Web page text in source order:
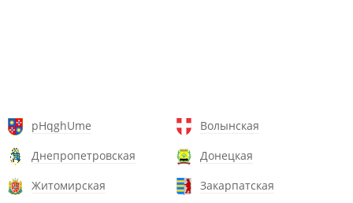
pHqghUme
Волынская
Днепропетровская
Донецкая
Житомирская
Закарпатская